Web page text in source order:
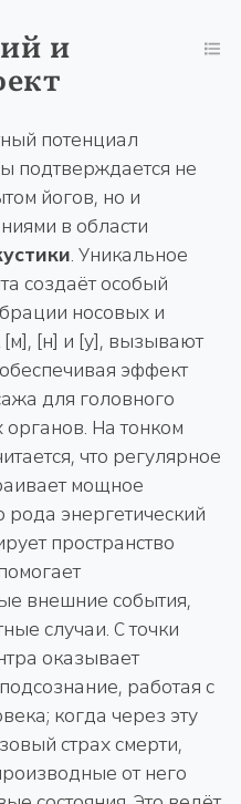
и
потенциал
подтверждается не
йогов, но и
в области
. Уникальное
создаёт особый
носовых и
[м], [н] и [у], вызывают
эффект
для головного
На тонком
что регулярное
мощное
энергетический
пространство
внешние события,
случаи. С точки
оказывает
работая с
когда через эту
страх смерти,
от него